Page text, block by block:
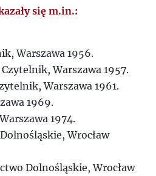
się m.in.:
Warszawa 1956.
Czytelnik, Warszawa 1957.
Warszawa 1961.
1969.
1974.
Wrocław
Dolnośląskie, Wrocław